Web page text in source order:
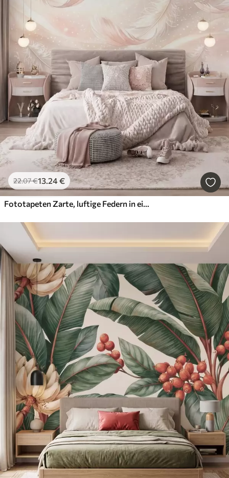
22.07€13.24€
Fototapeten Zarte, luftige Federn in einem pfirsichrosa Schimmer